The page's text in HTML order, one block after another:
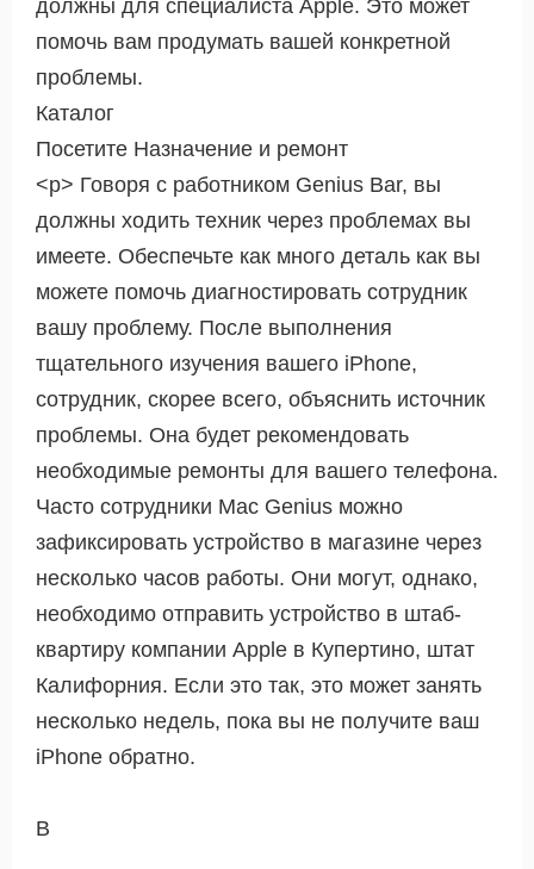
должны для специалиста Apple. Это может
помочь вам продумать вашей конкретной
проблемы.
Каталог
Посетите Назначение и ремонт
<р> Говоря с работником Genius Bar, вы
должны ходить техник через проблемах вы
имеете. Обеспечьте как много деталь как вы
можете помочь диагностировать сотрудник
вашу проблему. После выполнения
тщательного изучения вашего iPhone,
сотрудник, скорее всего, объяснить источник
проблемы. Она будет рекомендовать
необходимые ремонты для вашего телефона.
Часто сотрудники Mac Genius можно
зафиксировать устройство в магазине через
несколько часов работы. Они могут, однако,
необходимо отправить устройство в штаб-
квартиру компании Apple в Купертино, штат
Калифорния. Если это так, это может занять
несколько недель, пока вы не получите ваш
iPhone обратно.
В